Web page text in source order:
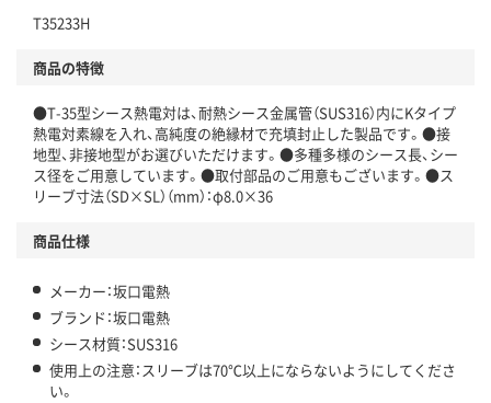
T35233H
商品の特徴
●T-35型シース熱電対は、耐熱シース金属管（SUS316）内にKタイプ
熱電対素線を入れ、高純度の絶縁材で充填封止した製品です。●接
地型、非接地型がお選びいただけます。●多種多様のシース長、シー
ス径をご用意しています。●取付部品のご用意もございます。●ス
リーブ寸法（SD×SL）（mm）：φ8.0×36
商品仕様
メーカー：坂口電熱
ブランド：坂口電熱
シース材質：SUS316
使用上の注意：スリーブは70℃以上にならないようにしてくださ
い。